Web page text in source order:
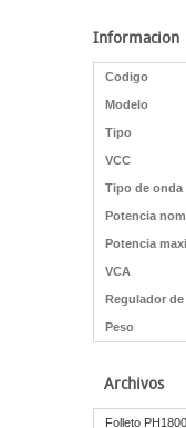
Informacion
Codigo
Modelo
Tipo
VCC
Tipo de onda
Potencia
Potencia
VCA
Regulador de
Peso
Archivos
Folleto